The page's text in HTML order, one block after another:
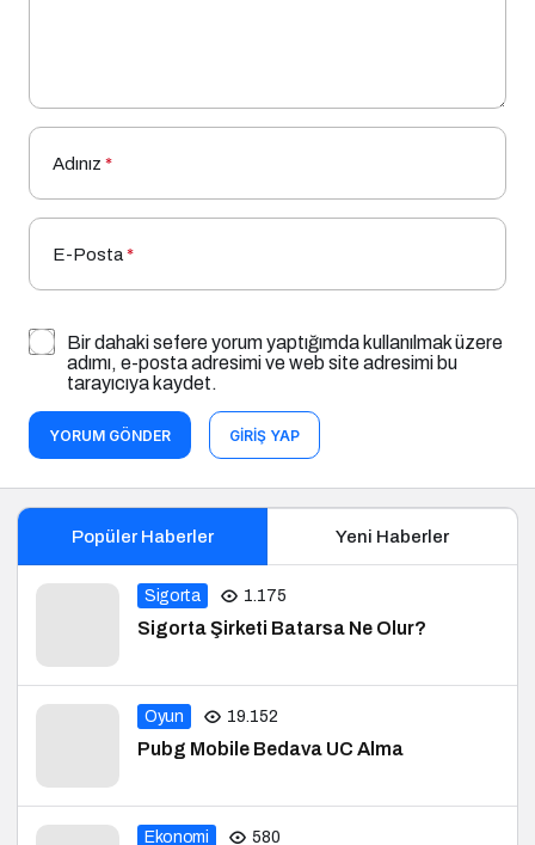
Adınız *
E-Posta*
Bir dahaki sefere yorum yaptığımda kullanılmak üzere
adımı, e-posta adresimi ve web site adresimi bu
tarayıcıya kaydet.
YORUM GÖNDER GIRIŞ YAP
Popüler Haberler Yeni Haberler
Sigorta 1.175
Sigorta Şirketi Batarsa Ne Olur?
Oyun 19.152
Pubg Mobile Bedava UC Alma
Ekonomi 580